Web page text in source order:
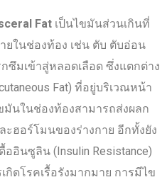
Fat เป็นไขมันส่วนเกินที่
ยในช่องท้อง เช่น ตับ ตับอ่อน
ซึมเข้าสู่หลอดเลือด ซึ่งแตกต่าง
Fat) ที่อยู่บริเวณหน้า
นในช่องท้องสามารถส่งผลก
ะฮอร์โมนของร่างกาย อีกทั้งยัง
อินซูลิน (Insulin Resistance)
กิดโรคเรื้อรังมากมาย การมีไข